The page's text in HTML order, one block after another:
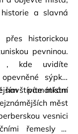
a slavná
historickou
pevninou.
, kde uvidíte
sýpky,
památkám
navštívíte místní
měst
vesnici
řemesly a